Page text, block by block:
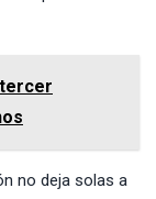
no deja solas a